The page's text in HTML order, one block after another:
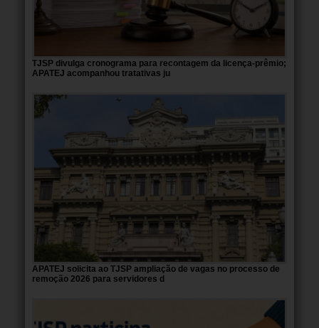
TJSP divulga cronograma para recontagem da licença-prêmio;
APATEJ acompanhou tratativas ju
APATEJ solicita ao TJSP ampliação de vagas no processo de
remoção 2026 para servidores d